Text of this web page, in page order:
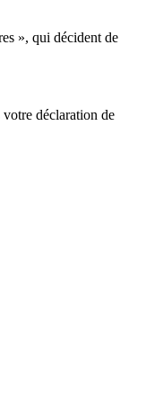
», qui décident de
votre déclaration de